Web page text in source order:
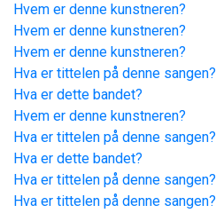
Hvem er denne kunstneren?
Hvem er denne kunstneren?
Hvem er denne kunstneren?
Hva er tittelen på denne sangen?
Hva er dette bandet?
Hvem er denne kunstneren?
Hva er tittelen på denne sangen?
Hva er dette bandet?
Hva er tittelen på denne sangen?
Hva er tittelen på denne sangen?